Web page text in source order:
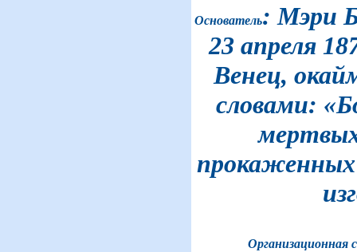
Основатель: Мэри
23 апреля
Венец,
словами:
Организационная